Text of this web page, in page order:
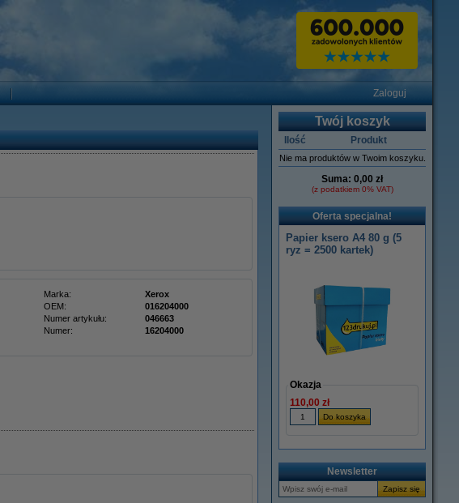
Zaloguj
Marka:
Xerox
OEM:
016204000
Numer artykułu:
046663
Numer:
16204000
Twój koszyk
Ilość Produkt
Nie ma produktów w Twoim koszyku.
Suma: 0,00 zł
(z podatkiem 0% VAT)
Oferta specjalna!
Papier ksero A4 80 g (5
ryz = 2500 kartek)
Okazja
110,00 zł
Newsletter